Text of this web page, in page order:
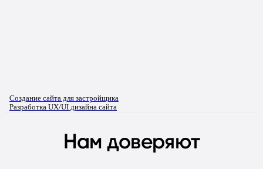
Создание сайта для застройщика
Разработка UX/UI дизайна сайта
Нам доверяют